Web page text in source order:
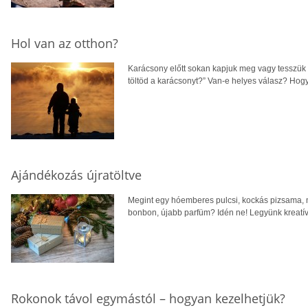
Hol van az otthon?
Karácsony előtt sokan kapjuk meg vagy
töltöd a karácsonyt?” Van-e helyes válasz?
Ajándékozás újratöltve
Megint egy hóemberes pulcsi, kockás
bonbon, újabb parfüm? Idén ne! Legyünk
Rokonok távol egymástól – hogyan kezelhetjük?